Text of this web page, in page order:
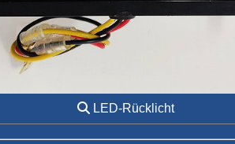
LED-Rücklicht